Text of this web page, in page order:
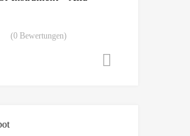
(0 Bewertungen)